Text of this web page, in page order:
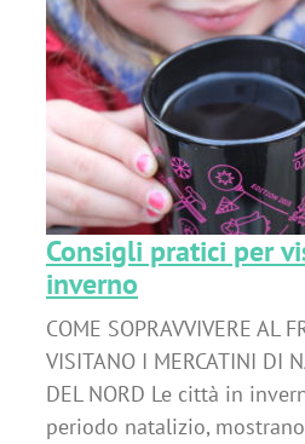
Consigli pratici per
inverno
COME SOPRAVVIVERE AL
VISITANO I MERCATINI DI
DEL NORD Le città in
periodo natalizio,